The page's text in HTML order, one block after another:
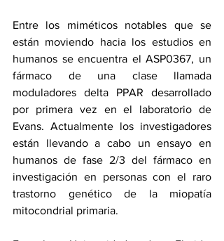
Entre los miméticos notables que se
están moviendo hacia los estudios en
humanos se encuentra el ASP0367, un
fármaco de una clase llamada
moduladores delta PPAR desarrollado
por primera vez en el laboratorio de
Evans. Actualmente los investigadores
están llevando a cabo un ensayo en
humanos de fase 2/3 del fármaco en
investigación en personas con el raro
trastorno genético de la miopatía
mitocondrial primaria.